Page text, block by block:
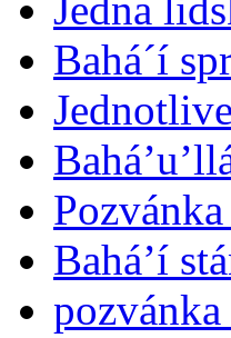
Bahá´í
Bahá’í